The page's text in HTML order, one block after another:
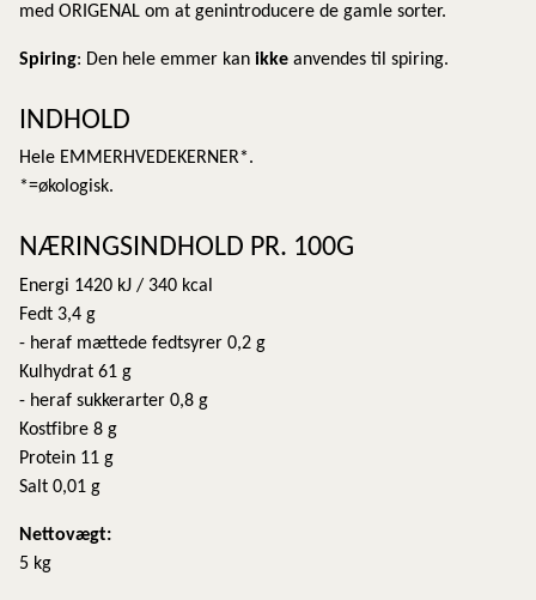
med ORIGENAL om at genintroducere de gamle sorter.
Spiring: Den hele emmer kan ikke anvendes til spiring.
INDHOLD
Hele EMMERHVEDEKERNER*.
*=økologisk.
NÆRINGSINDHOLD PR. 100G
Energi 1420 kJ / 340 kcal
Fedt 3,4 g
- heraf mættede fedtsyrer 0,2 g
Kulhydrat 61 g
- heraf sukkerarter 0,8 g
Kostfibre 8 g
Protein 11 g
Salt 0,01 g
Nettovægt:
5 kg